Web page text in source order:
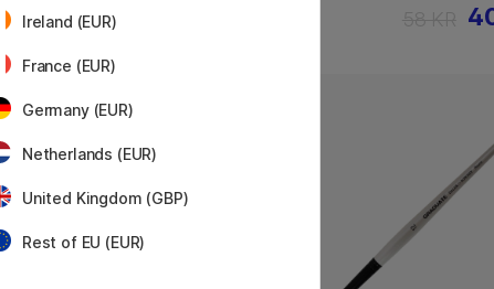
Ireland (EUR)
France (EUR)
Germany (EUR)
Netherlands (EUR)
United Kingdom (GBP)
Rest of EU (EUR)